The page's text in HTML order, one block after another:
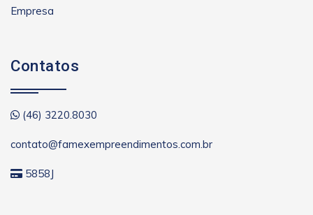
Empresa
Contatos
(46) 3220.8030
contato@famexempreendimentos.com.br
5858J